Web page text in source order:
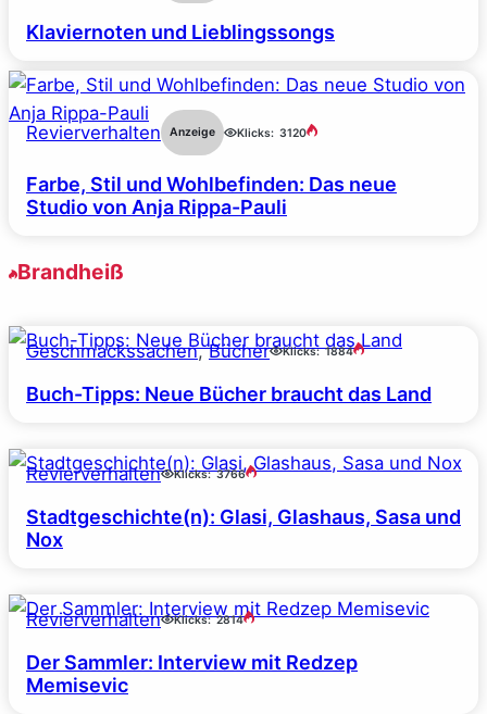
Klaviernoten und Lieblingssongs
Revierverhalten Anzeige Klicks: 3120
Farbe, Stil und Wohlbefinden: Das neue
Studio von Anja Rippa-Pauli
Brandheiß
Geschmackssachen, Bücher Klicks: 1884
Buch-Tipps: Neue Bücher braucht das Land
Revierverhalten Klicks: 3766
Stadtgeschichte(n): Glasi, Glashaus, Sasa und
Nox
Revierverhalten Klicks: 2814
Der Sammler: Interview mit Redzep
Memisevic